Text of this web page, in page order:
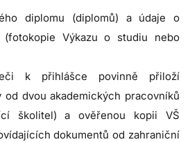
diplomu (diplomů) a údaje o
(fotokopie Výkazu o studiu nebo
k přihlášce povinně přiloží
dvou akademických pracovníků
školitel) a ověřenou kopii VŠ
dokumentů od zahraniční